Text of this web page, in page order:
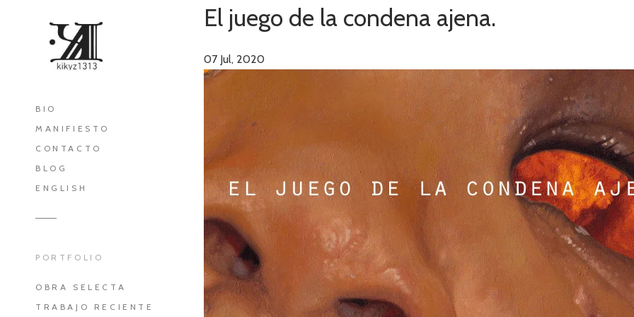
BIO
MANIFIESTO
CONTACTO
BLOG
ENGLISH
PORTFOLIO
OBRA SELECTA
TRABAJO RECIENTE
El juego de la condena ajena.
07 Jul, 2020